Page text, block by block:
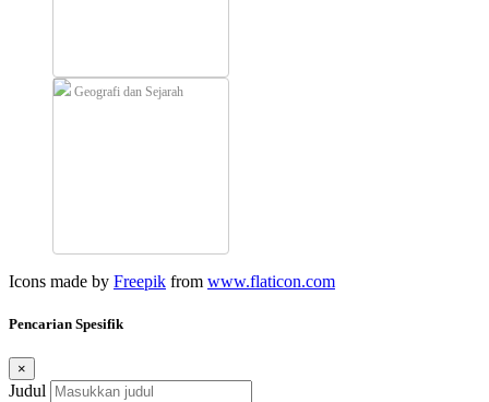
Geografi dan Sejarah
Icons made by Freepik from www.flaticon.com
Pencarian Spesifik
×
Judul